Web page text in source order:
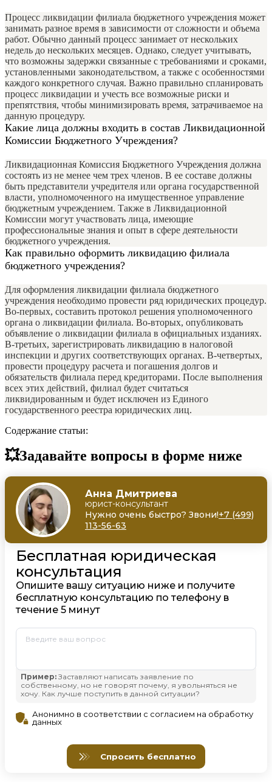
Процесс ликвидации филиала бюджетного учреждения может
занимать разное время в зависимости от сложности и объема
работ. Обычно данный процесс занимает от нескольких
недель до нескольких месяцев. Однако, следует учитывать,
что возможны задержки связанные с требованиями и сроками,
установленными законодательством, а также с особенностями
каждого конкретного случая. Важно правильно спланировать
процесс ликвидации и учесть все возможные риски и
препятствия, чтобы минимизировать время, затрачиваемое на
данную процедуру.
Какие лица должны входить в состав Ликвидационной
Комиссии Бюджетного Учреждения?
Ликвидационная Комиссия Бюджетного Учреждения должна
состоять из не менее чем трех членов. В ее составе должны
быть представители учредителя или органа государственной
власти, уполномоченного на имущественное управление
бюджетным учреждением. Также в Ликвидационной
Комиссии могут участвовать лица, имеющие
профессиональные знания и опыт в сфере деятельности
бюджетного учреждения.
Как правильно оформить ликвидацию филиала
бюджетного учреждения?
Для оформления ликвидации филиала бюджетного
учреждения необходимо провести ряд юридических процедур.
Во-первых, составить протокол решения уполномоченного
органа о ликвидации филиала. Во-вторых, опубликовать
объявление о ликвидации филиала в официальных изданиях.
В-третьих, зарегистрировать ликвидацию в налоговой
инспекции и других соответствующих органах. В-четвертых,
провести процедуру расчета и погашения долгов и
обязательств филиала перед кредиторами. После выполнения
всех этих действий, филиал будет считаться
ликвидированным и будет исключен из Единого
государственного реестра юридических лиц.
Содержание статьи:
💥Задавайте вопросы в форме ниже